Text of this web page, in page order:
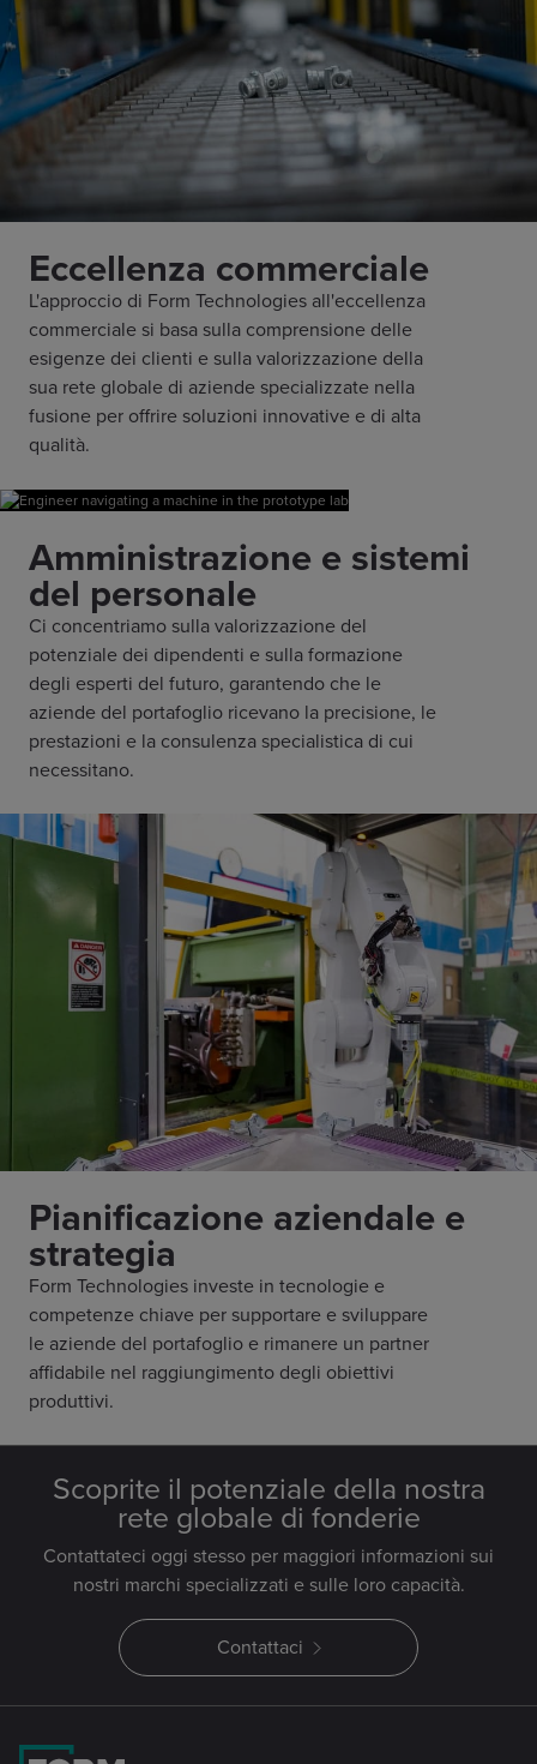
Eccellenza commerciale
L'approccio di Form Technologies all'eccellenza
commerciale si basa sulla comprensione delle
esigenze dei clienti e sulla valorizzazione della
sua rete globale di aziende specializzate nella
fusione per offrire soluzioni innovative e di alta
qualità.
Amministrazione e sistemi
del personale
Ci concentriamo sulla valorizzazione del
potenziale dei dipendenti e sulla formazione
degli esperti del futuro, garantendo che le
aziende del portafoglio ricevano la precisione, le
prestazioni e la consulenza specialistica di cui
necessitano.
Pianificazione aziendale e
strategia
Form Technologies investe in tecnologie e
competenze chiave per supportare e sviluppare
le aziende del portafoglio e rimanere un partner
affidabile nel raggiungimento degli obiettivi
produttivi.
Scoprite il potenziale della nostra
rete globale di fonderie
Contattateci oggi stesso per maggiori informazioni sui
nostri marchi specializzati e sulle loro capacità.
Contattaci